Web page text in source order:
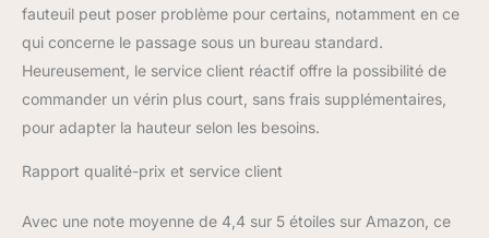
fauteuil peut poser problème pour certains, notamment en ce
qui concerne le passage sous un bureau standard.
Heureusement, le service client réactif offre la possibilité de
commander un vérin plus court, sans frais supplémentaires,
pour adapter la hauteur selon les besoins.
Rapport qualité-prix et service client
Avec une note moyenne de 4,4 sur 5 étoiles sur Amazon, ce